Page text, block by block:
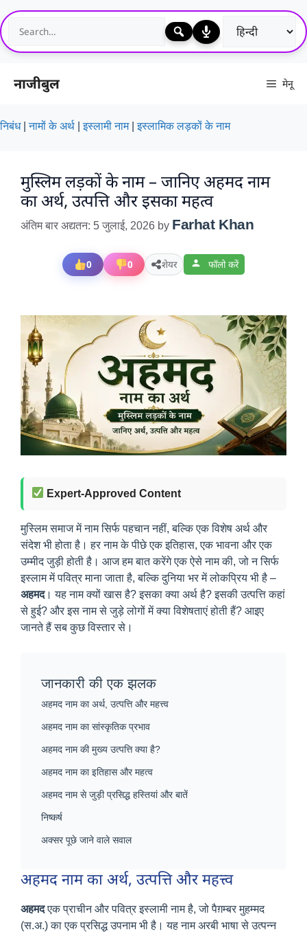
Skip
to
content
नाजीबुल मेनू
निबंध|नामों के अर्थ |इस्लामी नाम|इस्लामिक लड़कों के नाम
मुस्लिम लड़कों के नाम – जानिए अहमद नाम
का अर्थ, उत्पत्ति और इसका महत्व
अंतिम बार अद्यतन: 5 जुलाई, 2026 by Farhat Khan
0 0 शेयर फॉलो करें
Expert-Approved Content
मुस्लिम समाज में नाम सिर्फ पहचान नहीं, बल्कि एक विशेष अर्थ और
संदेश भी होता है। हर नाम के पीछे एक इतिहास, एक भावना और एक
उम्मीद जुड़ी होती है। आज हम बात करेंगे एक ऐसे नाम की, जो न सिर्फ
इस्लाम में पवित्र माना जाता है, बल्कि दुनिया भर में लोकप्रिय भी है –
अहमद। यह नाम क्यों खास है? इसका क्या अर्थ है? इसकी उत्पत्ति कहां
से हुई? और इस नाम से जुड़े लोगों में क्या विशेषताएं होती हैं? आइए
जानते हैं सब कुछ विस्तार से।
जानकारी की एक झलक
अहमद नाम का अर्थ, उत्पत्ति और महत्त्व
अहमद नाम का सांस्कृतिक प्रभाव
अहमद नाम की मुख्य उत्पत्ति क्या है?
अहमद नाम का इतिहास और महत्व
अहमद नाम से जुड़ी प्रसिद्ध हस्तियां और बातें
निष्कर्ष
अक्सर पूछे जाने वाले सवाल
अहमद नाम का अर्थ, उत्पत्ति और महत्त्व
अहमदएक प्राचीन और पवित्र इस्लामी नाम है, जो पैग़म्बर मुहम्मद
(स.अ.) का एक प्रसिद्ध उपनाम भी है। यह नाम अरबी भाषा से उत्पन्न